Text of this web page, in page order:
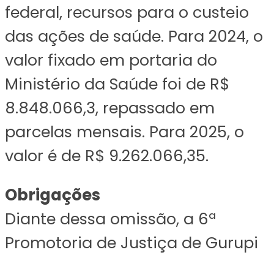
federal, recursos para o custeio
das ações de saúde. Para 2024, o
valor fixado em portaria do
Ministério da Saúde foi de R$
8.848.066,3, repassado em
parcelas mensais. Para 2025, o
valor é de R$ 9.262.066,35.
Obrigações
Diante dessa omissão, a 6ª
Promotoria de Justiça de Gurupi